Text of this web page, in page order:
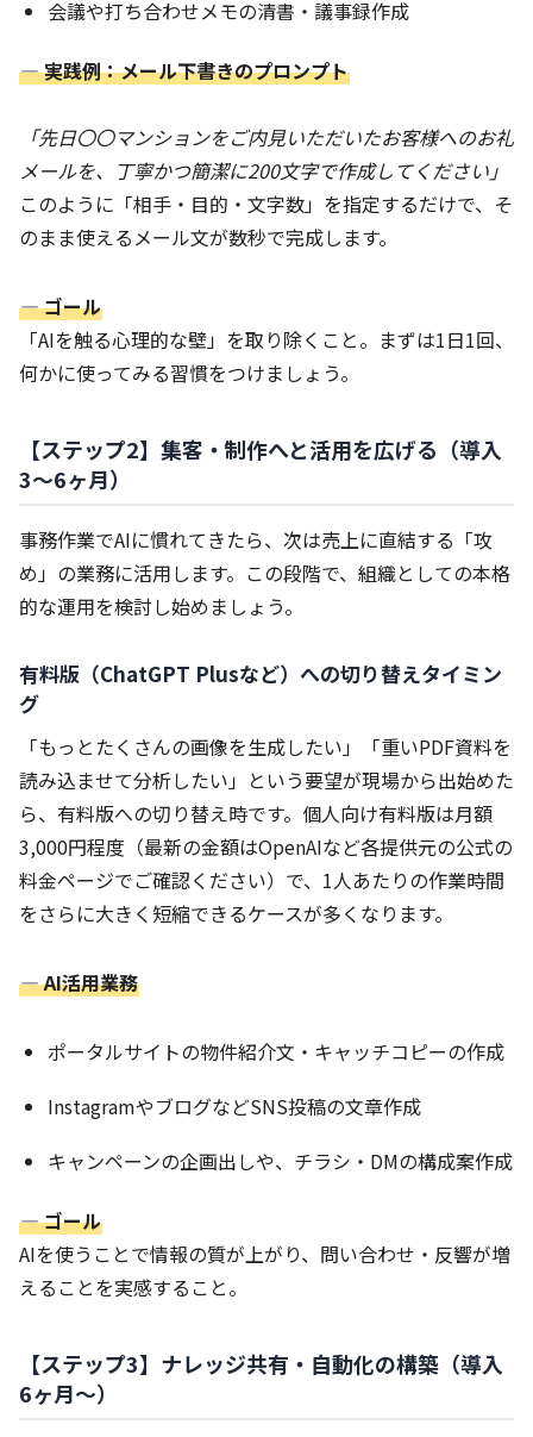
会議や打ち合わせメモの清書・議事録作成
― 実践例：メール下書きのプロンプト
「先日〇〇マンションをご内見いただいたお客様へのお礼
メールを、丁寧かつ簡潔に200文字で作成してください」
このように「相手・目的・文字数」を指定するだけで、そ
のまま使えるメール文が数秒で完成します。
― ゴール
「AIを触る心理的な壁」を取り除くこと。まずは1日1回、
何かに使ってみる習慣をつけましょう。
【ステップ2】集客・制作へと活用を広げる（導入
3〜6ヶ月）
事務作業でAIに慣れてきたら、次は売上に直結する「攻
め」の業務に活用します。この段階で、組織としての本格
的な運用を検討し始めましょう。
有料版（ChatGPT Plusなど）への切り替えタイミン
グ
「もっとたくさんの画像を生成したい」「重いPDF資料を
読み込ませて分析したい」という要望が現場から出始めた
ら、有料版への切り替え時です。個人向け有料版は月額
3,000円程度（最新の金額はOpenAIなど各提供元の公式の
料金ページでご確認ください）で、1人あたりの作業時間
をさらに大きく短縮できるケースが多くなります。
― AI活用業務
ポータルサイトの物件紹介文・キャッチコピーの作成
InstagramやブログなどSNS投稿の文章作成
キャンペーンの企画出しや、チラシ・DMの構成案作成
― ゴール
AIを使うことで情報の質が上がり、問い合わせ・反響が増
えることを実感すること。
【ステップ3】ナレッジ共有・自動化の構築（導入
6ヶ月〜）